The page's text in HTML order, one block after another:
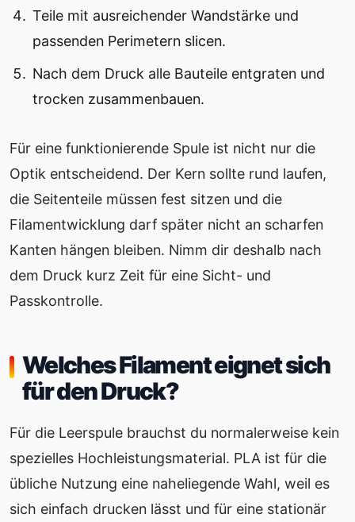
Teile mit ausreichender Wandstärke und
passenden Perimetern slicen.
Nach dem Druck alle Bauteile entgraten und
trocken zusammenbauen.
Für eine funktionierende Spule ist nicht nur die
Optik entscheidend. Der Kern sollte rund laufen,
die Seitenteile müssen fest sitzen und die
Filamentwicklung darf später nicht an scharfen
Kanten hängen bleiben. Nimm dir deshalb nach
dem Druck kurz Zeit für eine Sicht- und
Passkontrolle.
Welches Filament eignet sich
für den Druck?
Für die Leerspule brauchst du normalerweise kein
spezielles Hochleistungsmaterial. PLA ist für die
übliche Nutzung eine naheliegende Wahl, weil es
sich einfach drucken lässt und für eine stationär